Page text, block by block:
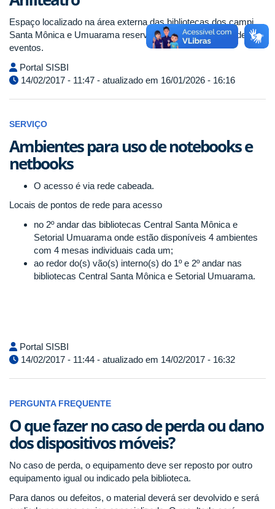
Espaço localizado na área externa das bibliotecas dos campi
Santa Mônica e Umuarama reservado para a realização de
eventos.
Portal SISBI
14/02/2017 - 11:47 - atualizado em 16/01/2026 - 16:16
SERVIÇO
Ambientes para uso de notebooks e
netbooks
O acesso é via rede cabeada.
Locais de pontos de rede para acesso
no 2º andar das bibliotecas Central Santa Mônica e
Setorial Umuarama onde estão disponíveis 4 ambientes
com 4 mesas individuais cada um;
ao redor do(s) vão(s) interno(s) do 1º e 2º andar nas
bibliotecas Central Santa Mônica e Setorial Umuarama.
Portal SISBI
14/02/2017 - 11:44 - atualizado em 14/02/2017 - 16:32
PERGUNTA FREQUENTE
O que fazer no caso de perda ou dano
dos dispositivos móveis?
No caso de perda, o equipamento deve ser reposto por outro
equipamento igual ou indicado pela biblioteca.
Para danos ou defeitos, o material deverá ser devolvido e será